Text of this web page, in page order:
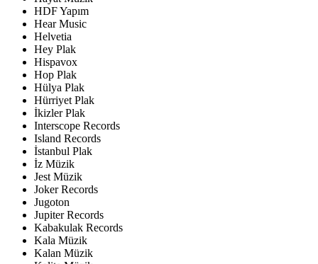
HDF Yapım
Hear Music
Helvetia
Hey Plak
Hispavox
Hop Plak
Hülya Plak
Hürriyet Plak
İkizler Plak
Interscope Records
Island Records
İstanbul Plak
İz Müzik
Jest Müzik
Joker Records
Jugoton
Jupiter Records
Kabakulak Records
Kala Müzik
Kalan Müzik